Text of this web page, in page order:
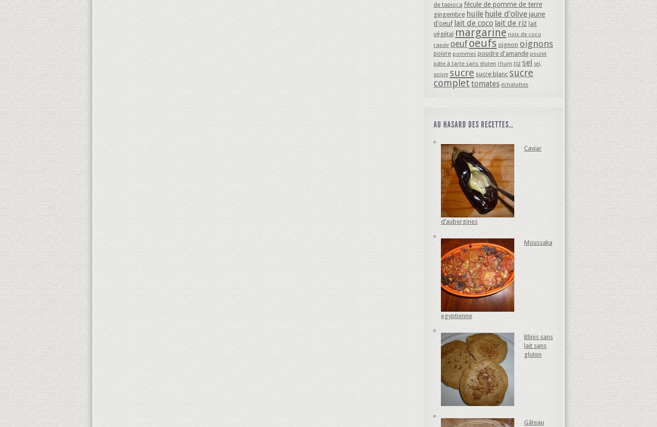
de tapioca fécule de pomme de terre
gingembre huile huile d'olive jaune
d'oeuf lait de coco lait de riz lait
végétal margarine noix de coco
rapée oeuf oeufs oignon oignons
poivre pommes poudre d'amande poulet
pâte à tarte sans gluten rhum riz sel sel,
poivre sucre sucre blanc sucre
complet tomates échalottes
AU HASARD DES RECETTES…
Caviar
d’aubergines
Moussaka
egyptienne
Blinis sans
lait sans
gluten
Gâteau